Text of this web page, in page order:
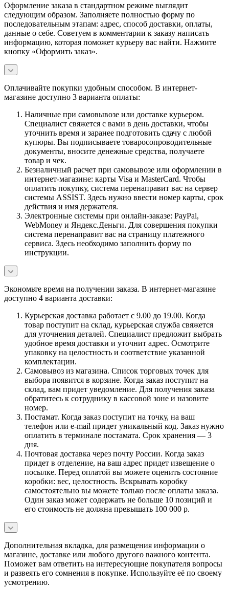
Оформление заказа в стандартном режиме выглядит
следующим образом. Заполняете полностью форму по
последовательным этапам: адрес, способ доставки, оплаты,
данные о себе. Советуем в комментарии к заказу написать
информацию, которая поможет курьеру вас найти. Нажмите
кнопку «Оформить заказ».
Оплачивайте покупки удобным способом. В интернет-
магазине доступно 3 варианта оплаты:
Наличные при самовывозе или доставке курьером.
Специалист свяжется с вами в день доставки, чтобы
уточнить время и заранее подготовить сдачу с любой
купюры. Вы подписываете товаросопроводительные
документы, вносите денежные средства, получаете
товар и чек.
Безналичный расчет при самовывозе или оформлении в
интернет-магазине: карты Visa и MasterCard. Чтобы
оплатить покупку, система перенаправит вас на сервер
системы ASSIST. Здесь нужно ввести номер карты, срок
действия и имя держателя.
Электронные системы при онлайн-заказе: PayPal,
WebMoney и Яндекс.Деньги. Для совершения покупки
система перенаправит вас на страницу платежного
сервиса. Здесь необходимо заполнить форму по
инструкции.
Экономьте время на получении заказа. В интернет-магазине
доступно 4 варианта доставки:
Курьерская доставка работает с 9.00 до 19.00. Когда
товар поступит на склад, курьерская служба свяжется
для уточнения деталей. Специалист предложит выбрать
удобное время доставки и уточнит адрес. Осмотрите
упаковку на целостность и соответствие указанной
комплектации.
Самовывоз из магазина. Список торговых точек для
выбора появится в корзине. Когда заказ поступит на
склад, вам придет уведомление. Для получения заказа
обратитесь к сотруднику в кассовой зоне и назовите
номер.
Постамат. Когда заказ поступит на точку, на ваш
телефон или e-mail придет уникальный код. Заказ нужно
оплатить в терминале постамата. Срок хранения — 3
дня.
Почтовая доставка через почту России. Когда заказ
придет в отделение, на ваш адрес придет извещение о
посылке. Перед оплатой вы можете оценить состояние
коробки: вес, целостность. Вскрывать коробку
самостоятельно вы можете только после оплаты заказа.
Один заказ может содержать не больше 10 позиций и
его стоимость не должна превышать 100 000 р.
Дополнительная вкладка, для размещения информации о
магазине, доставке или любого другого важного контента.
Поможет вам ответить на интересующие покупателя вопросы
и развеять его сомнения в покупке. Используйте её по своему
усмотрению.